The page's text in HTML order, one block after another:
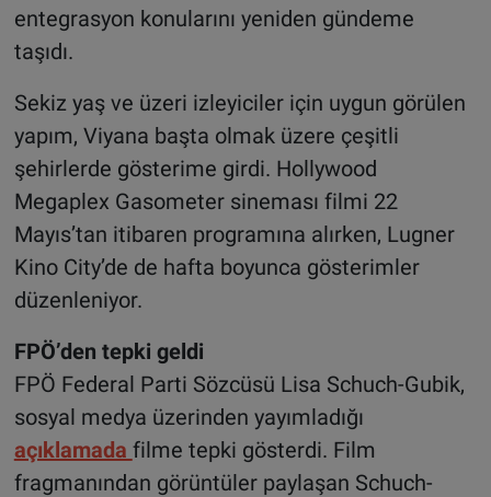
entegrasyon konularını yeniden gündeme
taşıdı.
Sekiz yaş ve üzeri izleyiciler için uygun görülen
yapım, Viyana başta olmak üzere çeşitli
şehirlerde gösterime girdi. Hollywood
Megaplex Gasometer sineması filmi 22
Mayıs’tan itibaren programına alırken, Lugner
Kino City’de de hafta boyunca gösterimler
düzenleniyor.
FPÖ’den tepki geldi
FPÖ Federal Parti Sözcüsü Lisa Schuch-Gubik,
sosyal medya üzerinden yayımladığı
açıklamada filme tepki gösterdi. Film
fragmanından görüntüler paylaşan Schuch-